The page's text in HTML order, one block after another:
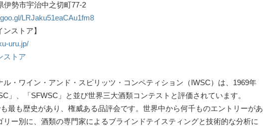
伊勢市宇治中之切町77-2
LRJaku51eaCAu1fm8
ンストア】
uru.jp/
ストア
ル・ワイン・アンド・スピリッツ・コンペティション（IWSC）は、1969年
」、「SFWSC」と並び世界三大酒類コンテストと評価されています。
最も歴史があり、権威ある品評会です。世界中から何千ものエントリーがあ
リー別に、酒類の専門家によるブラインドテイスティングと技術的な分析に